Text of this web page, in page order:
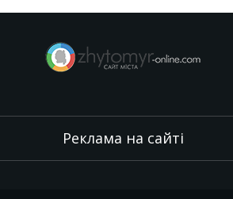
Реклама на сайті